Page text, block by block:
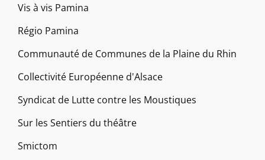
Vis à vis Pamina
Régio Pamina
Communauté de Communes de la Plaine du Rhin
Collectivité Européenne d'Alsace
Syndicat de Lutte contre les Moustiques
Sur les Sentiers du théâtre
Smictom